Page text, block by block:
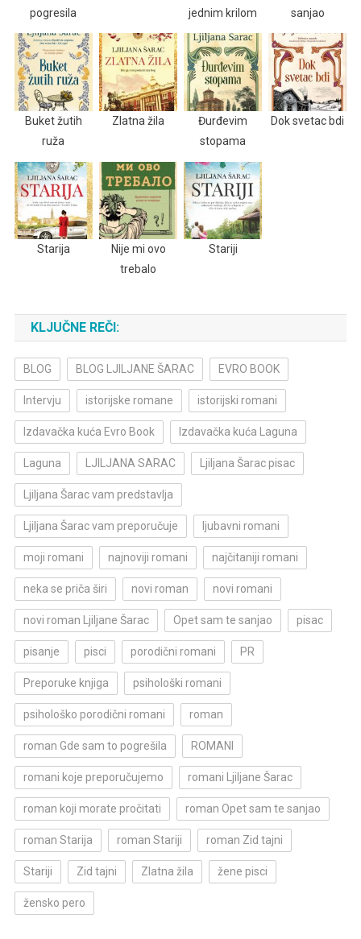
pogresila
jednim krilom
sanjao
Buket žutih
ruža
Zlatna žila
Đurđevim
stopama
Dok svetac bdi
Starija
Nije mi ovo
trebalo
Stariji
KLJUČNE REČI:
BLOG BLOG LJILJANE ŠARAC EVRO BOOK
Intervju istorijske romane istorijski romani
Izdavačka kuća Evro Book Izdavačka kuća Laguna
Laguna LJILJANA SARAC Ljiljana Šarac pisac
Ljiljana Šarac vam predstavlja
Ljiljana Šarac vam preporučuje ljubavni romani
moji romani najnoviji romani najčitaniji romani
neka se priča širi novi roman novi romani
novi roman Ljiljane Šarac Opet sam te sanjao pisac
pisanje pisci porodični romani PR
Preporuke knjiga psihološki romani
psihološko porodični romani roman
roman Gde sam to pogrešila ROMANI
romani koje preporučujemo romani Ljiljane Šarac
roman koji morate pročitati roman Opet sam te sanjao
roman Starija roman Stariji roman Zid tajni
Stariji Zid tajni Zlatna žila žene pisci
žensko pero